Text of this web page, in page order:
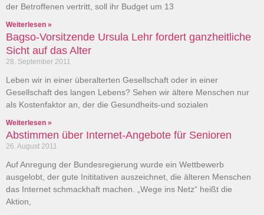
der Betroffenen vertritt, soll ihr Budget um 13
Weiterlesen »
Bagso-Vorsitzende Ursula Lehr fordert ganzheitliche
Sicht auf das Alter
28. September 2011
Leben wir in einer überalterten Gesellschaft oder in einer
Gesellschaft des langen Lebens? Sehen wir ältere Menschen nur
als Kostenfaktor an, der die Gesundheits-und sozialen
Weiterlesen »
Abstimmen über Internet-Angebote für Senioren
26. August 2011
Auf Anregung der Bundesregierung wurde ein Wettbewerb
ausgelobt, der gute Inititativen auszeichnet, die älteren Menschen
das Internet schmackhaft machen. „Wege ins Netz“ heißt die
Aktion,